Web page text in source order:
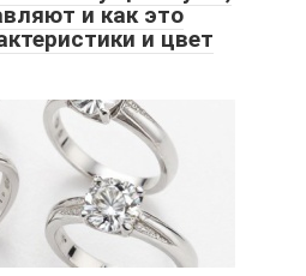
и как это
и цвет